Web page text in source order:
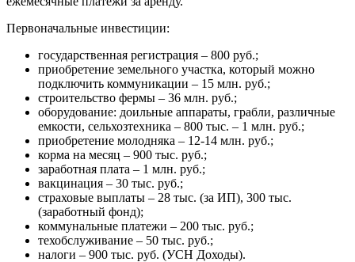
Первоначальные инвестиции:
государственная регистрация – 800 руб.;
приобретение земельного участка, который можно
подключить коммуникации – 15 млн. руб.;
строительство фермы – 36 млн. руб.;
оборудование: доильные аппараты, грабли, различные
емкости, сельхозтехника – 800 тыс. – 1 млн. руб.;
приобретение молодняка – 12-14 млн. руб.;
корма на месяц – 900 тыс. руб.;
заработная плата – 1 млн. руб.;
вакцинация – 30 тыс. руб.;
страховые выплаты – 28 тыс. (за ИП), 300 тыс.
(заработный фонд);
коммунальные платежи – 200 тыс. руб.;
техобслуживание – 50 тыс. руб.;
налоги – 900 тыс. руб. (УСН Доходы).